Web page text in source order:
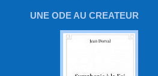
UNE ODE AU CREATEUR